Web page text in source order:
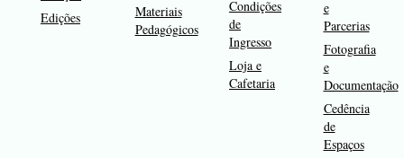
Edições
Materiais
Pedagógicos
Condições
de
Ingresso
Loja e
Cafetaria
e
Parcerias
Fotografia
e
Documentação
Cedência
de
Espaços